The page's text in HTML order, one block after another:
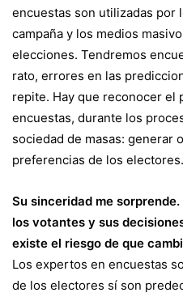
encuestas son utilizadas por
campaña y los medios
elecciones. Tendremos
rato, errores en las
repite. Hay que reconocer el
encuestas, durante los
sociedad de masas: generar
preferencias de los electores.
Su sinceridad me
los votantes y sus
existe el riesgo de que
Los expertos en encuestas
de los electores sí son